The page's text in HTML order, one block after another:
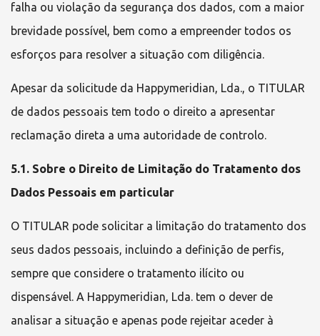
falha ou violação da segurança dos dados, com a maior
brevidade possível, bem como a empreender todos os
esforços para resolver a situação com diligência.
Apesar da solicitude da Happymeridian, Lda., o TITULAR
de dados pessoais tem todo o direito a apresentar
reclamação direta a uma autoridade de controlo.
5.1. Sobre o Direito de Limitação do Tratamento dos
Dados Pessoais em particular
O TITULAR pode solicitar a limitação do tratamento dos
seus dados pessoais, incluindo a definição de perfis,
sempre que considere o tratamento ilícito ou
dispensável. A Happymeridian, Lda. tem o dever de
analisar a situação e apenas pode rejeitar aceder à